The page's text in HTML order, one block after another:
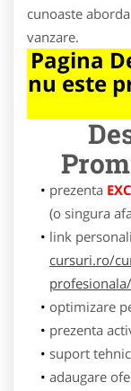
cunoaste
vanzare.
Pagina
nu este
prezenta
(o singura
link
cursuri.ro/
optimizare
prezenta
suport tehnic
adaugare